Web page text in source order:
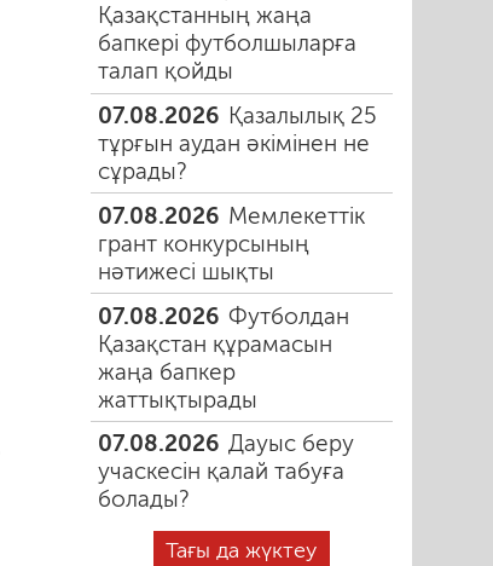
Қазақстанның жаңа
бапкері футболшыларға
талап қойды
07.08.2026 Қазалылық 25
тұрғын аудан әкімінен не
сұрады?
07.08.2026 Мемлекеттік
грант конкурсының
нәтижесі шықты
07.08.2026 Футболдан
Қазақстан құрамасын
жаңа бапкер
жаттықтырады
07.08.2026 Дауыс беру
учаскесін қалай табуға
болады?
Тағы да жүктеу